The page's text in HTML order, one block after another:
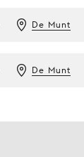
De Munt
De Munt